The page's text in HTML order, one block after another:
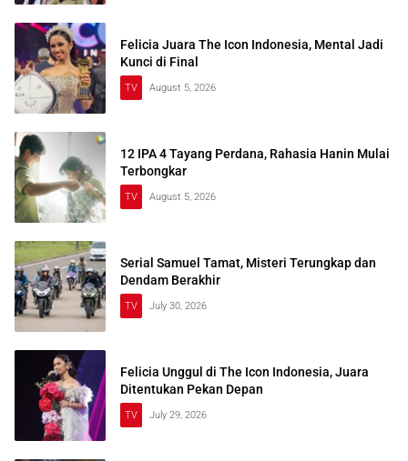
Felicia Juara The Icon Indonesia, Mental Jadi
Kunci di Final
TV August 5, 2026
12 IPA 4 Tayang Perdana, Rahasia Hanin Mulai
Terbongkar
TV August 5, 2026
Serial Samuel Tamat, Misteri Terungkap dan
Dendam Berakhir
TV July 30, 2026
Felicia Unggul di The Icon Indonesia, Juara
Ditentukan Pekan Depan
TV July 29, 2026